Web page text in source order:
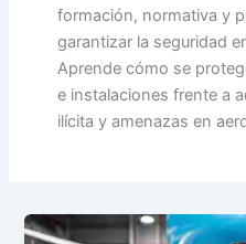
formación, normativa y
garantizar la seguridad
Aprende cómo se
e instalaciones frente a
ilícita y amenazas en